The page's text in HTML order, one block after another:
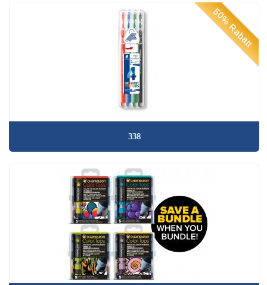
50% Rabatt
338